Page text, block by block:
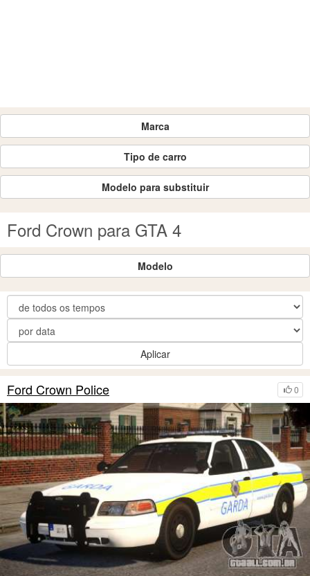
Marca
Tipo de carro
Modelo para substituir
Ford Crown para GTA 4
Modelo
Aplicar
0
Ford Crown Police